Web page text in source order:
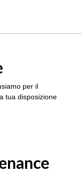
per il
tua disposizione